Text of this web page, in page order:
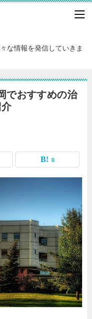
な情報を発信していきま
でおすすめの治
0